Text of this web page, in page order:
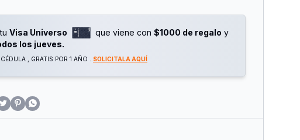
De Practicidad Y Diseño Contemporáneo.
Visa Universo que viene con $1000 de regalo y
los jueves.
, GRATIS POR 1 AÑO . SOLICITALA AQUÍ
  